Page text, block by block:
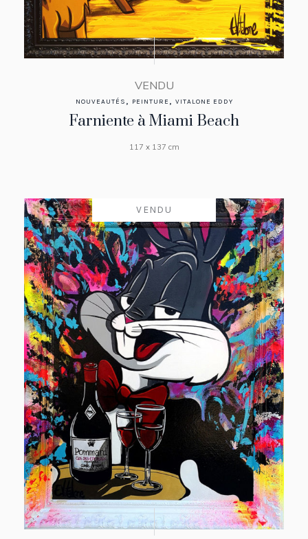
VENDU
NOUVEAUTÉS , PEINTURE , VITALONE EDDY
Farniente à Miami Beach
117 x 137 cm
VENDU